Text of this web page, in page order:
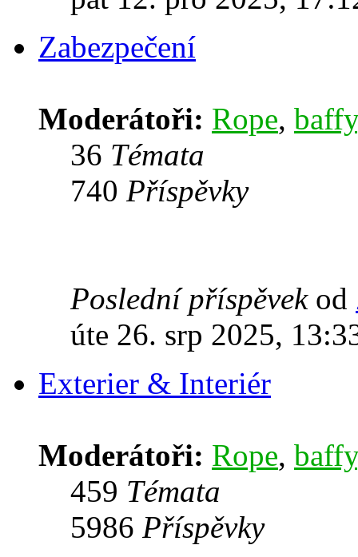
Zabezpečení
Moderátoři: Rope, baffy
36 Témata
740 Příspěvky
Poslední příspěvekod
úte 26. srp 2025,
Exterier & Interiér
Moderátoři: Rope, baffy
459 Témata
5986 Příspěvky